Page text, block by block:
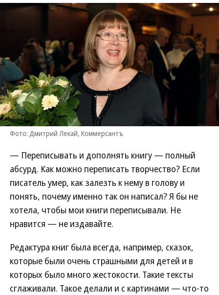
Фото: Дмитрий Лекай, Коммерсантъ
— Переписывать и дополнять книгу — полный
абсурд. Как можно переписать творчество? Если
писатель умер, как залезть к нему в голову и
понять, почему именно так он написал? Я бы не
хотела, чтобы мои книги переписывали. Не
нравится — не издавайте.
Редактура книг была всегда, например, сказок,
которые были очень страшными для детей и в
которых было много жестокости. Такие тексты
сглаживали. Такое делали и с картинами — что-то